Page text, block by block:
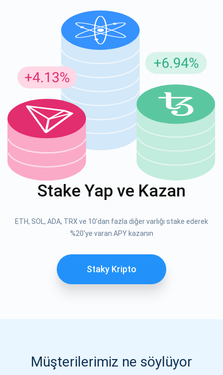
Stake Yap ve Kazan
ETH, SOL, ADA, TRX ve 10'dan fazla diğer varlığı stake ederek
%20'ye varan APY kazanın
Staky Kripto
Müşterilerimiz ne söylüyor
Atomic
1000.000
ABONE OL
support@atomicwallet.io
YouTube'umuza göz atın
Güncellemeler için Abone Ol
En son proje güncellemelerini ve kripto kılavuzlarını ilk alan
siz olun